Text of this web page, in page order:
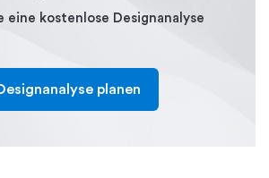
eine kostenlose Designanalyse
planen